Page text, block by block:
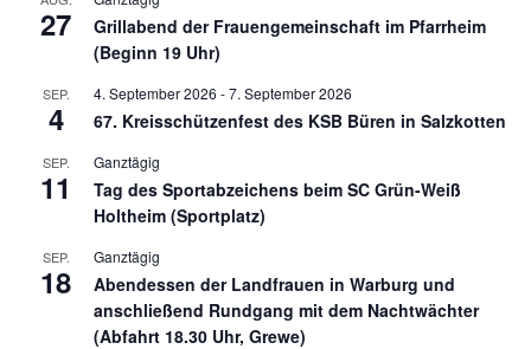
27
Grillabend der Frauengemeinschaft im Pfarrheim
(Beginn 19 Uhr)
SEP.
4
4. September 2026 -7. September 2026
67. Kreisschützenfest des KSB Büren in Salzkotten
SEP.
11
Ganztägig
Tag des Sportabzeichens beim SC Grün-Weiß
Holtheim (Sportplatz)
SEP.
18
Ganztägig
Abendessen der Landfrauen in Warburg und
anschließend Rundgang mit dem Nachtwächter
(Abfahrt 18.30 Uhr, Grewe)